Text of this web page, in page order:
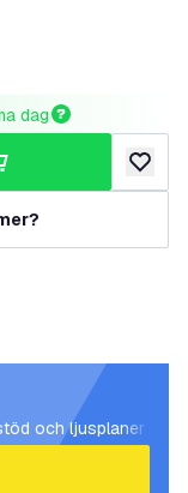
dag
lägg
och ljusplaner